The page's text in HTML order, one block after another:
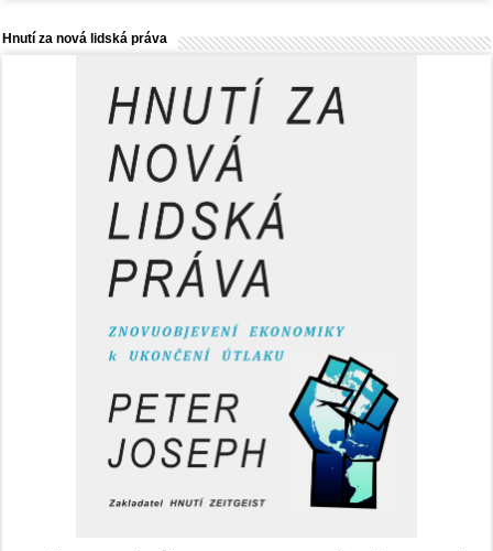
Hnutí za nová lidská práva